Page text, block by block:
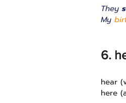
They
My
6.
hear
here